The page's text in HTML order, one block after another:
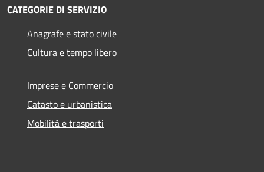
CATEGORIE DI SERVIZIO
Anagrafe e stato civile
Cultura e tempo libero
Imprese e Commercio
Catasto e urbanistica
Mobilità e trasporti